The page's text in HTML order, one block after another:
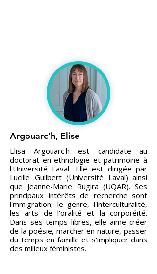
Argouarc'h, Elise
Elisa Argouarc'h est candidate au
doctorat en ethnologie et patrimoine à
l'Université Laval. Elle est dirigée par
Lucille Guilbert (Université Laval) ainsi
que Jeanne-Marie Rugira (UQAR). Ses
principaux intérêts de recherche sont
l'mmigration, le genre, l'interculturalité,
les arts de l'oralité et la corporéité.
Dans ses temps libres, elle aime créer
de la poésie, marcher en nature, passer
du temps en famille et s'impliquer dans
des milieux féministes.